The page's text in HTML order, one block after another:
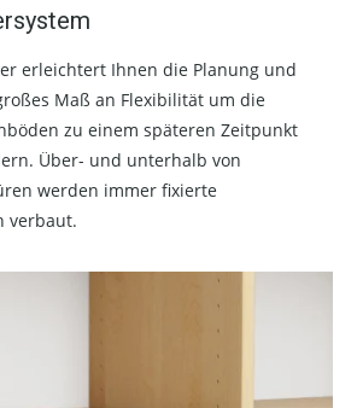
erleichtert Ihnen die Planung und
Maß an Flexibilität um die
zu einem späteren Zeitpunkt
Über- und unterhalb von
werden immer fixierte
verbaut.